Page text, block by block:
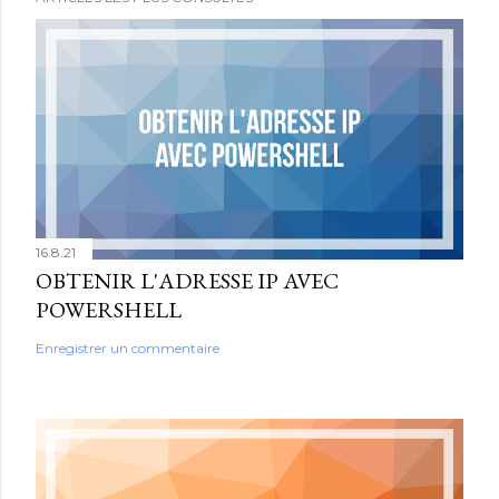
16.8.21
OBTENIR L'ADRESSE IP AVEC
POWERSHELL
Enregistrer un commentaire